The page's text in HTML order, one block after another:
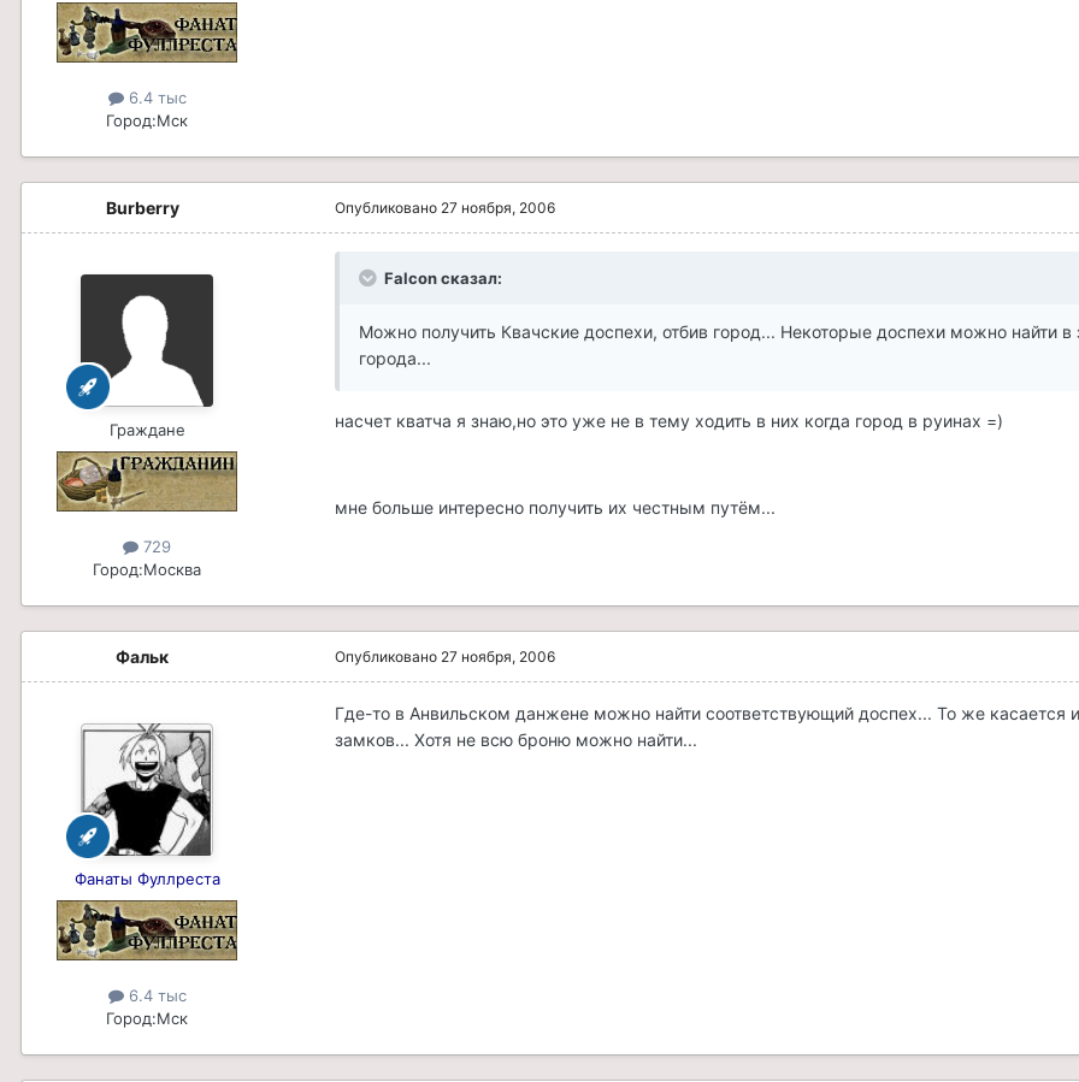
6.4 тыс
Город:Мск
Burberry
Граждане
729
Город:Москва
Опубликовано 27 ноября, 2006
Falcon сказал:
Можно получить Квачские доспехи, отбив город... Некоторые доспехи можно найти в
города...
насчет кватча я знаю,но это уже не в тему ходить в них когда город в руинах =)
мне больше интересно получить их честным путём...
Фальк
Фанаты Фуллреста
6.4 тыс
Город:Мск
Опубликовано 27 ноября, 2006
Где-то в Анвильском данжене можно найти соответствующий доспех... То же касается
замков... Хотя не всю броню можно найти...